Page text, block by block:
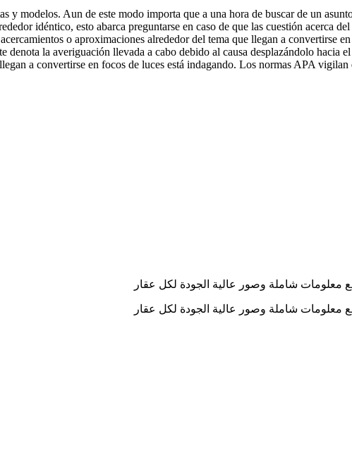
y modelos. Aun de este modo importa que a una hora de buscar de un
idéntico, esto abarca preguntarse en caso de que las cuestión acerca
o aproximaciones alrededor del tema que llegan a convertirse
la averiguación llevada a cabo debido al causa desplazándolo hacia
llegan a convertirse en focos de luces está indagando. Los normas APA
معلومات شاملة وصور عالية الجودة لكل عقار
معلومات شاملة وصور عالية الجودة لكل عقار